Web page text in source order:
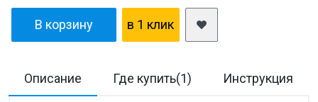
В корзину в 1 клик
Описание Где купить(1) Инструкция